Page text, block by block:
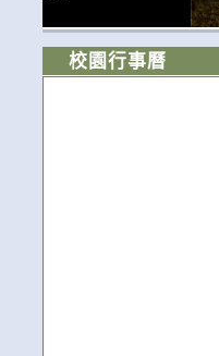
校園行事曆